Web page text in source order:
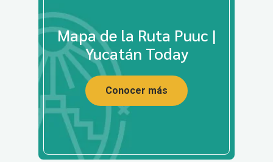
Mapa de la Ruta Puuc |
Yucatán Today
Conocer más